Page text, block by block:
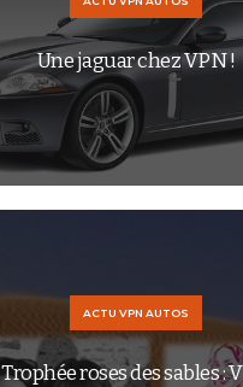
Une jaguar chez VPN !
ACTU VPN AUTOS
Trophée roses des sables :